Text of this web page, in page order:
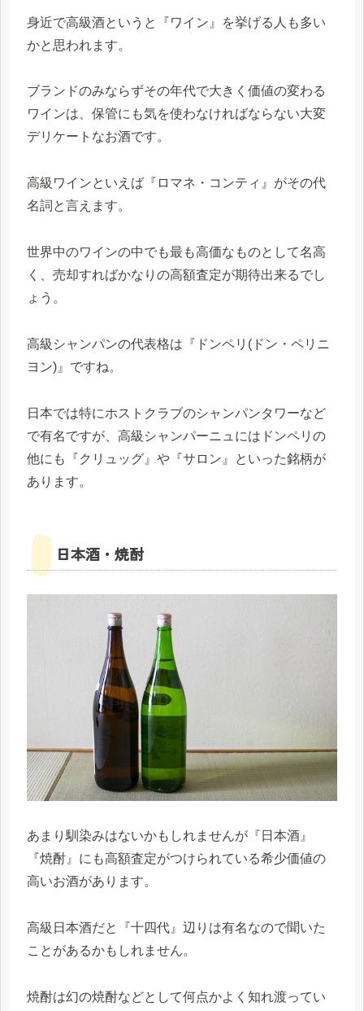
身近で高級酒というと『ワイン』を挙げる人も多い
かと思われます。
ブランドのみならずその年代で大きく価値の変わる
ワインは、保管にも気を使わなければならない大変
デリケートなお酒です。
高級ワインといえば『ロマネ・コンティ』がその代
名詞と言えます。
世界中のワインの中でも最も高価なものとして名高
く、売却すればかなりの高額査定が期待出来るでし
ょう。
高級シャンパンの代表格は『ドンペリ(ドン・ペリニ
ヨン)』ですね。
日本では特にホストクラブのシャンパンタワーなど
で有名ですが、高級シャンパーニュにはドンペリの
他にも『クリュッグ』や『サロン』といった銘柄が
あります。
日本酒・焼酎
あまり馴染みはないかもしれませんが『日本酒』
『焼酎』にも高額査定がつけられている希少価値の
高いお酒があります。
高級日本酒だと『十四代』辺りは有名なので聞いた
ことがあるかもしれません。
焼酎は幻の焼酎などとして何点かよく知れ渡ってい